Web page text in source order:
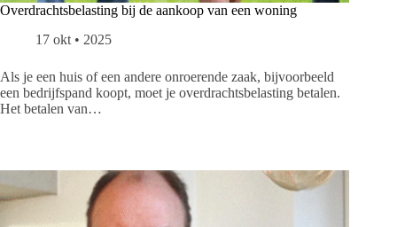
Overdrachtsbelasting bij de aankoop van een woning
17 okt • 2025
Als je een huis of een andere onroerende zaak, bijvoorbeeld
een bedrijfspand koopt, moet je overdrachtsbelasting betalen.
Het betalen van…